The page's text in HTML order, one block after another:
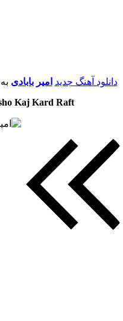
دانلود آهنگ جدید امیر بابادی
Kaj Kard Raft